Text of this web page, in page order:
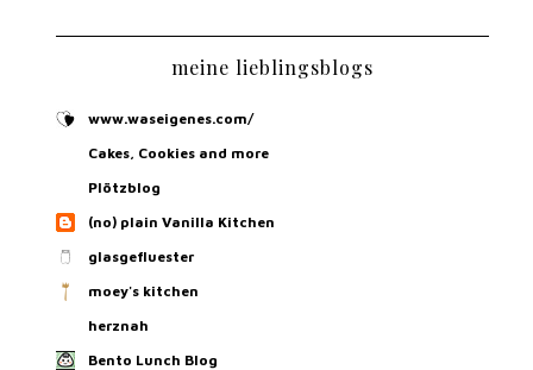
meine lieblingsblogs
www.waseigenes.com/
Cakes, Cookies and more
Plötzblog
(no) plain Vanilla Kitchen
glasgefluester
moey's kitchen
herznah
Bento Lunch Blog